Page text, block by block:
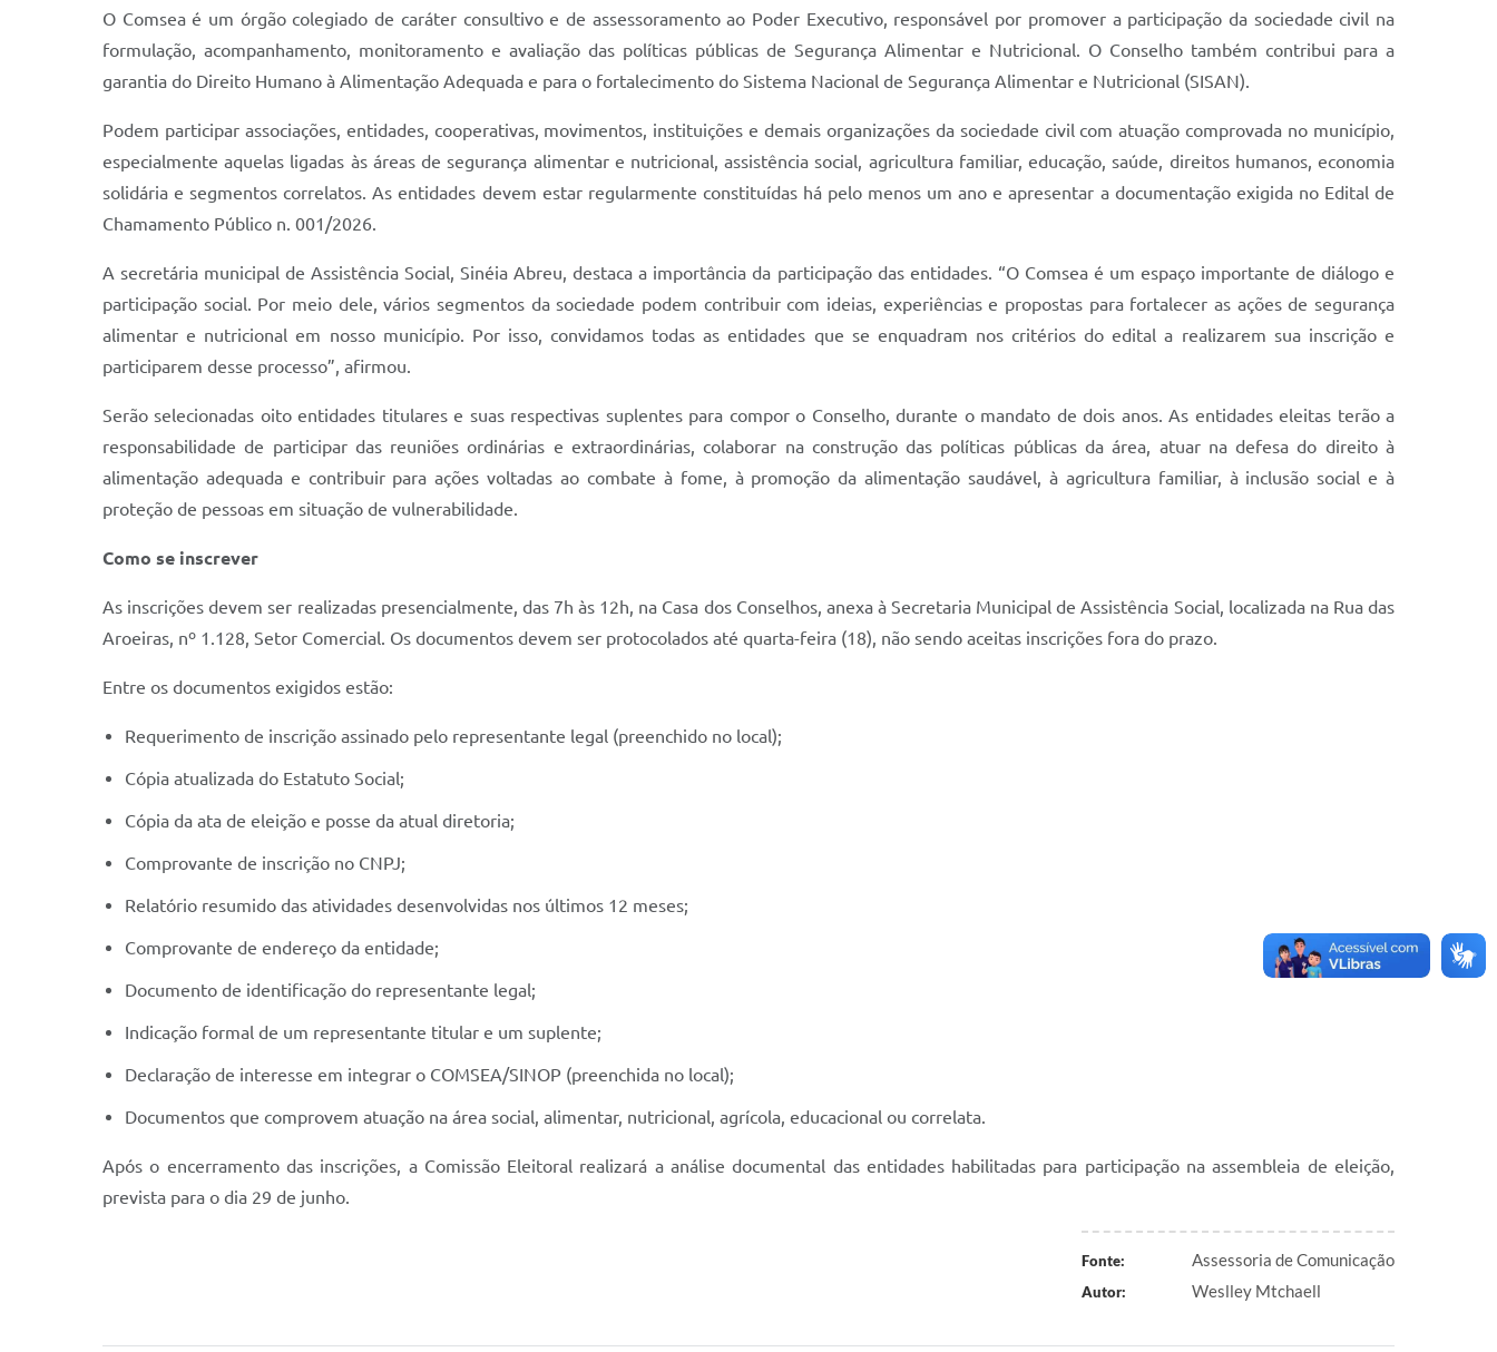
O Comsea é um órgão colegiado de caráter consultivo e de assessoramento ao Poder Executivo, responsável por promover a participação da sociedade civil na
formulação, acompanhamento, monitoramento e avaliação das políticas públicas de Segurança Alimentar e Nutricional. O Conselho também contribui para a
garantia do Direito Humano à Alimentação Adequada e para o fortalecimento do Sistema Nacional de Segurança Alimentar e Nutricional (SISAN).
Podem participar associações, entidades, cooperativas, movimentos, instituições e demais organizações da sociedade civil com atuação comprovada no município,
especialmente aquelas ligadas às áreas de segurança alimentar e nutricional, assistência social, agricultura familiar, educação, saúde, direitos humanos, economia
solidária e segmentos correlatos. As entidades devem estar regularmente constituídas há pelo menos um ano e apresentar a documentação exigida no Edital de
Chamamento Público n. 001/2026.
A secretária municipal de Assistência Social, Sinéia Abreu, destaca a importância da participação das entidades. “O Comsea é um espaço importante de diálogo e
participação social. Por meio dele, vários segmentos da sociedade podem contribuir com ideias, experiências e propostas para fortalecer as ações de segurança
alimentar e nutricional em nosso município. Por isso, convidamos todas as entidades que se enquadram nos critérios do edital a realizarem sua inscrição e
participarem desse processo”, afirmou.
Serão selecionadas oito entidades titulares e suas respectivas suplentes para compor o Conselho, durante o mandato de dois anos. As entidades eleitas terão a
responsabilidade de participar das reuniões ordinárias e extraordinárias, colaborar na construção das políticas públicas da área, atuar na defesa do direito à
alimentação adequada e contribuir para ações voltadas ao combate à fome, à promoção da alimentação saudável, à agricultura familiar, à inclusão social e à
proteção de pessoas em situação de vulnerabilidade.
Como se inscrever
As inscrições devem ser realizadas presencialmente, das 7h às 12h, na Casa dos Conselhos, anexa à Secretaria Municipal de Assistência Social, localizada na Rua das
Aroeiras, nº 1.128, Setor Comercial. Os documentos devem ser protocolados até quarta-feira (18), não sendo aceitas inscrições fora do prazo.
Entre os documentos exigidos estão:
Requerimento de inscrição assinado pelo representante legal (preenchido no local);
Cópia atualizada do Estatuto Social;
Cópia da ata de eleição e posse da atual diretoria;
Comprovante de inscrição no CNPJ;
Relatório resumido das atividades desenvolvidas nos últimos 12 meses;
Comprovante de endereço da entidade;
Documento de identificação do representante legal;
Indicação formal de um representante titular e um suplente;
Declaração de interesse em integrar o COMSEA/SINOP (preenchida no local);
Documentos que comprovem atuação na área social, alimentar, nutricional, agrícola, educacional ou correlata.
Após o encerramento das inscrições, a Comissão Eleitoral realizará a análise documental das entidades habilitadas para participação na assembleia de eleição,
prevista para o dia 29 de junho.
Fonte: Assessoria de Comunicação
Autor: Weslley Mtchaell